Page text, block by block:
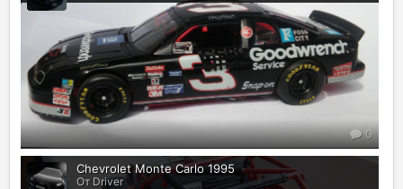
0
Chevrolet Monte Carlo 1995
От Driver